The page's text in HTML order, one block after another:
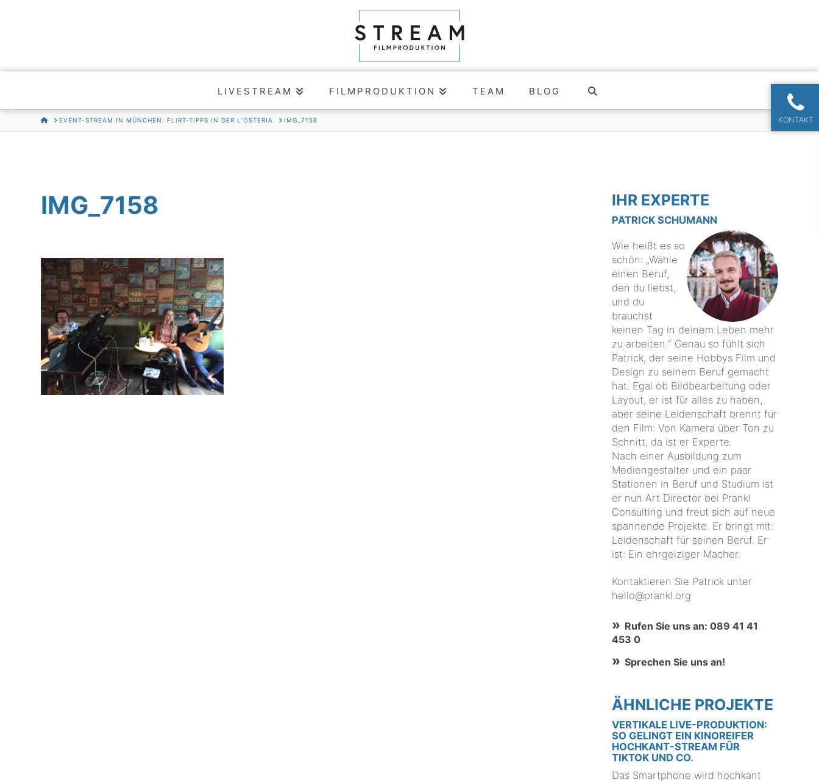
LIVESTREAM FILMPRODUKTION TEAM BLOG
HOMEEVENT-STREAM IN MÜNCHEN: FLIRT-TIPPS IN DER L’OSTERIA IMG_7158 KONTAKT
IMG_7158 IHR EXPERTE
PATRICK SCHUMANN
Wie heißt es so
schön: „Wähle
einen Beruf,
den du liebst,
und du
brauchst
keinen Tag in deinem Leben mehr
zu arbeiten.“ Genau so fühlt sich
Patrick, der seine Hobbys Film und
Design zu seinem Beruf gemacht
hat. Egal ob Bildbearbeitung oder
Layout, er ist für alles zu haben,
aber seine Leidenschaft brennt für
den Film: Von Kamera über Ton zu
Schnitt, da ist er Experte.
Nach einer Ausbildung zum
Mediengestalter und ein paar
Stationen in Beruf und Studium ist
er nun Art Director bei Prankl
Consulting und freut sich auf neue
spannende Projekte. Er bringt mit:
Leidenschaft für seinen Beruf. Er
ist: Ein ehrgeiziger Macher.
Kontaktieren Sie Patrick unter
hello@prankl.org
Rufen Sie uns an: 089 41 41
453 0
Sprechen Sie uns an!
ÄHNLICHE PROJEKTE
VERTIKALE LIVE-PRODUKTION:
SO GELINGT EIN KINOREIFER
HOCHKANT-STREAM FÜR
TIKTOK UND CO.
Das Smartphone wird hochkant